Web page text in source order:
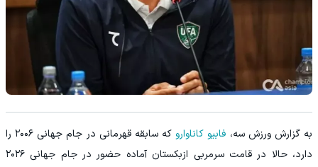
به گزارش ورزش سه، فابیو کاناوارو
که سابقه قهرمانی در جام جهانی ۲۰۰۶ را
دارد، حالا در قامت سرمربی ازبکستان آماده حضور در جام جهانی ۲۰۲۶